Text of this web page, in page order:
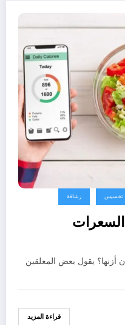
تخسيس رشاقة
أزنها؟ يقول بعض المعلقين
قراءة المزيد